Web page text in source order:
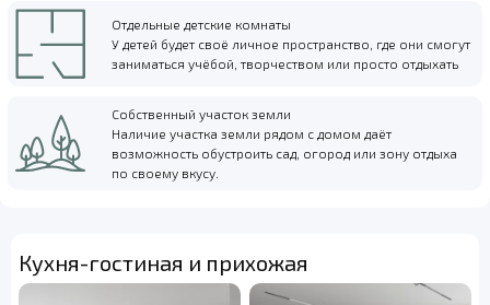
Отдельные детские комнаты
У детей будет своё личное пространство, где они смогут
заниматься учёбой, творчеством или просто отдыхать
Собственный участок земли
Наличие участка земли рядом с домом даёт
возможность обустроить сад, огород или зону отдыха
по своему вкусу.
Кухня-гостиная и прихожая